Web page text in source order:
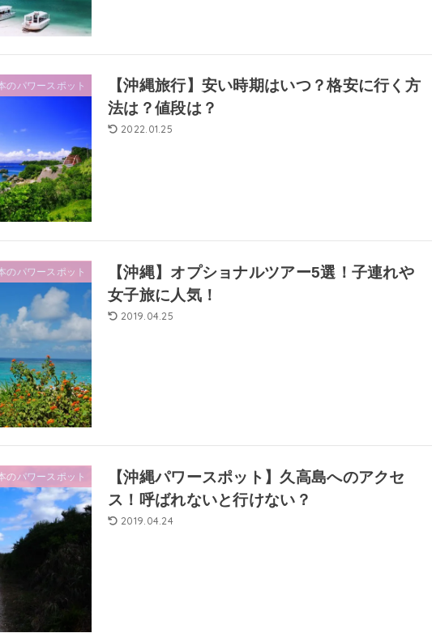
のパワースポット
【沖縄旅行】安い時期はいつ？格安に行く方
法は？値段は？
2022.01.25
のパワースポット
【沖縄】オプショナルツアー5選！子連れや
女子旅に人気！
2019.04.25
のパワースポット
【沖縄パワースポット】久高島へのアクセ
ス！呼ばれないと行けない？
2019.04.24